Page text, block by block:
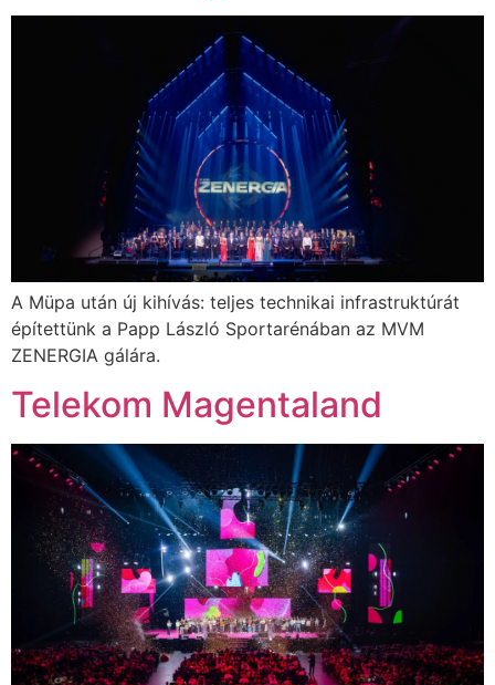
A Müpa után új kihívás: teljes technikai infrastruktúrát
építettünk a Papp László Sportarénában az MVM
ZENERGIA gálára.
Telekom Magentaland